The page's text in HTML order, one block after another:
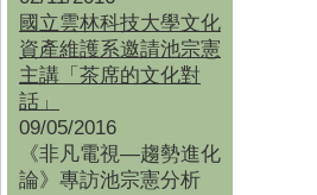
國立雲林科技大學文化
資產維護系邀請池宗憲
主講「茶席的文化對
話」
09/05/2016
《非凡電視—趨勢進化
論》專訪池宗憲分析